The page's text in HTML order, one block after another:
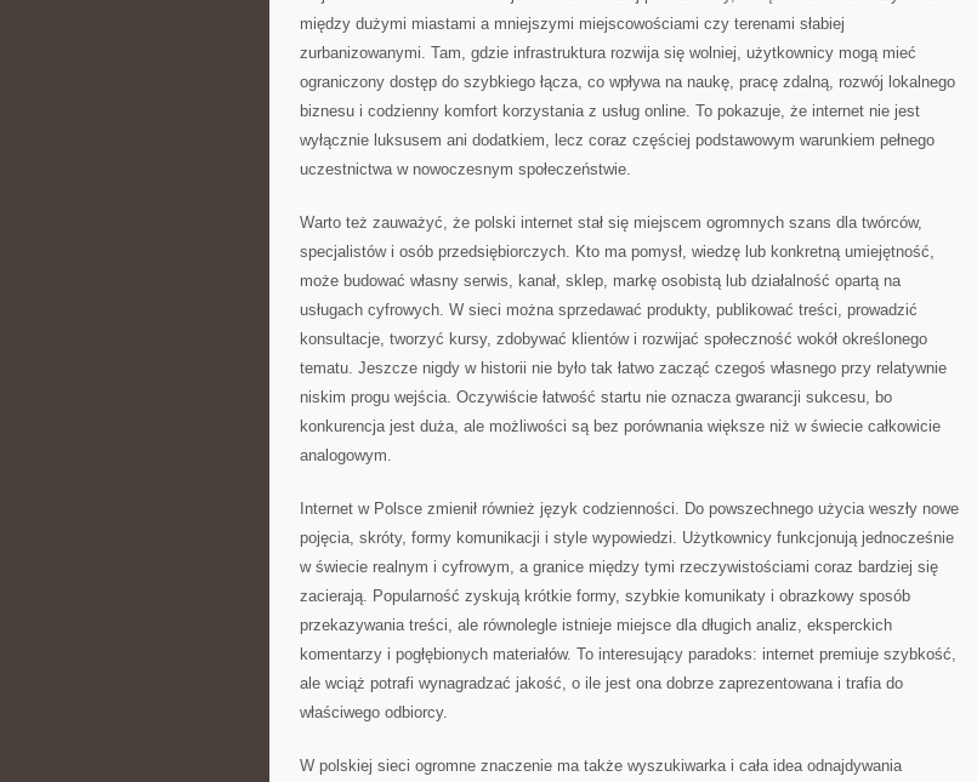
między dużymi miastami a mniejszymi miejscowościami czy terenami słabiej
zurbanizowanymi. Tam, gdzie infrastruktura rozwija się wolniej, użytkownicy mogą mieć
ograniczony dostęp do szybkiego łącza, co wpływa na naukę, pracę zdalną, rozwój lokalnego
biznesu i codzienny komfort korzystania z usług online. To pokazuje, że internet nie jest
wyłącznie luksusem ani dodatkiem, lecz coraz częściej podstawowym warunkiem pełnego
uczestnictwa w nowoczesnym społeczeństwie.
Warto też zauważyć, że polski internet stał się miejscem ogromnych szans dla twórców,
specjalistów i osób przedsiębiorczych. Kto ma pomysł, wiedzę lub konkretną umiejętność,
może budować własny serwis, kanał, sklep, markę osobistą lub działalność opartą na
usługach cyfrowych. W sieci można sprzedawać produkty, publikować treści, prowadzić
konsultacje, tworzyć kursy, zdobywać klientów i rozwijać społeczność wokół określonego
tematu. Jeszcze nigdy w historii nie było tak łatwo zacząć czegoś własnego przy relatywnie
niskim progu wejścia. Oczywiście łatwość startu nie oznacza gwarancji sukcesu, bo
konkurencja jest duża, ale możliwości są bez porównania większe niż w świecie całkowicie
analogowym.
Internet w Polsce zmienił również język codzienności. Do powszechnego użycia weszły nowe
pojęcia, skróty, formy komunikacji i style wypowiedzi. Użytkownicy funkcjonują jednocześnie
w świecie realnym i cyfrowym, a granice między tymi rzeczywistościami coraz bardziej się
zacierają. Popularność zyskują krótkie formy, szybkie komunikaty i obrazkowy sposób
przekazywania treści, ale równolegle istnieje miejsce dla długich analiz, eksperckich
komentarzy i pogłębionych materiałów. To interesujący paradoks: internet premiuje szybkość,
ale wciąż potrafi wynagradzać jakość, o ile jest ona dobrze zaprezentowana i trafia do
właściwego odbiorcy.
W polskiej sieci ogromne znaczenie ma także wyszukiwarka i cała idea odnajdywania